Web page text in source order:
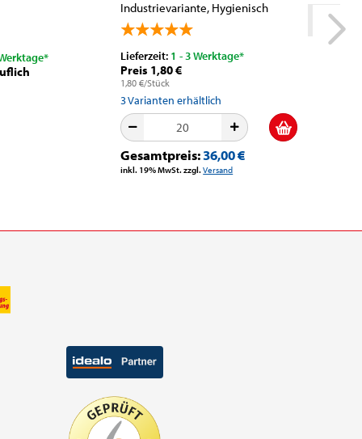
Industrievariante, Hygienisch
einzelverpackt,...
Lieferzeit: 1 - 3 Werktage*
Preis 1,80 €
1,80 €/Stück
3Varianten erhältlich
Gesamtpreis:36,00 €
inkl. 19% MwSt. zzgl.Versand